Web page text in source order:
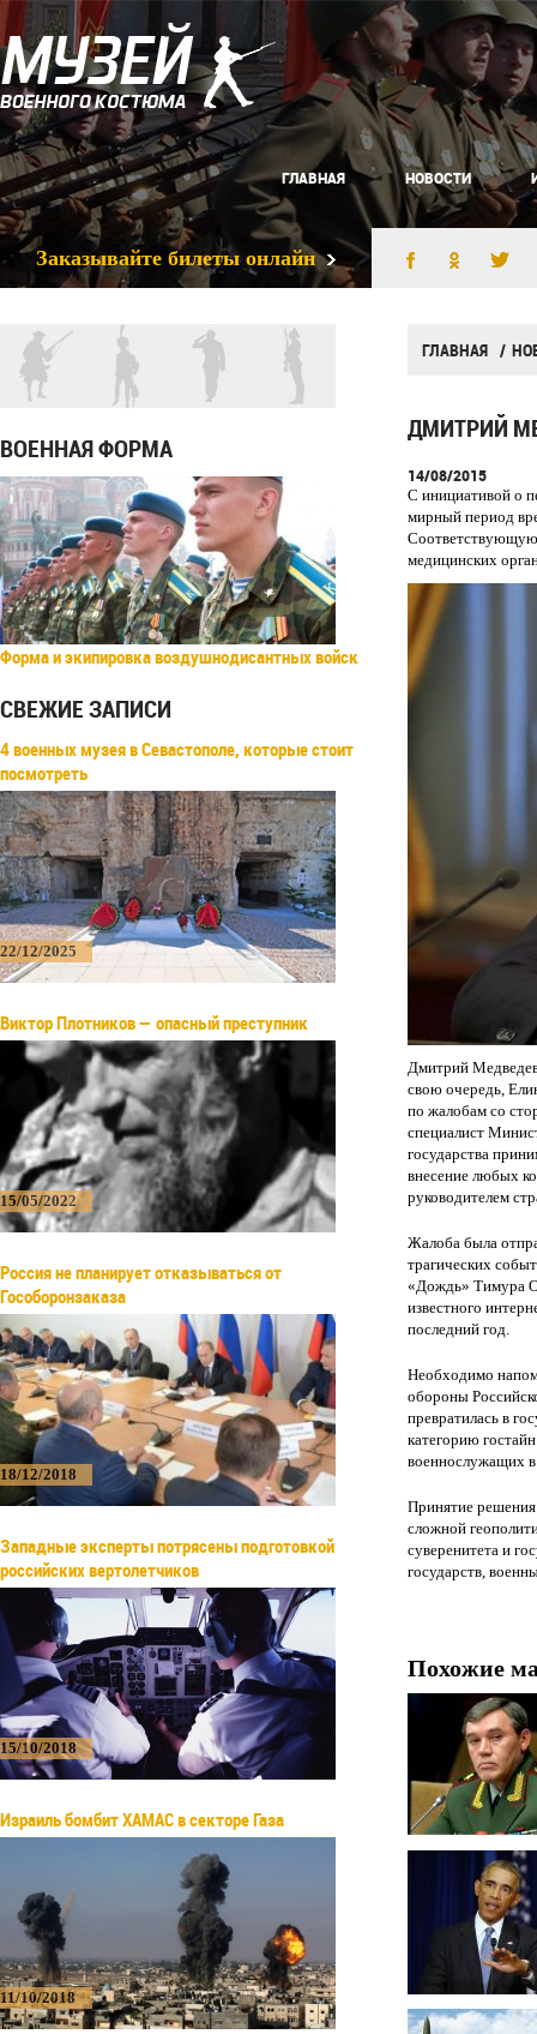
ГЛАВНАЯ НОВОСТИ
Заказывайте билеты онлайн
ВОЕННАЯ ФОРМА
Форма и экипировка воздушнодисантных войск
СВЕЖИЕ ЗАПИСИ
4 военных музея в Севастополе, которые стоит
посмотреть
22/12/2025
Виктор Плотников — опасный преступник
15/05/2022
Россия не планирует отказываться от
Гособоронзаказа
18/12/2018
Западные эксперты потрясены подготовкой
российских вертолетчиков
15/10/2018
Израиль бомбит ХАМАС в секторе Газа
11/10/2018
ГЛАВНАЯ
ДМИТРИЙ
14/08/2015
С инициативой о
мирный период
Соответствующую
медицинских
Дмитрий
свою очередь,
по жалобам со
специалист
государства
внесение любых
руководителем
Жалоба была
трагических
«Дождь» Тимура
известного
последний год.
Необходимо
обороны
превратилась в
категорию
военнослужащих
Принятие решения
сложной
суверенитета и
государств,
Похожие